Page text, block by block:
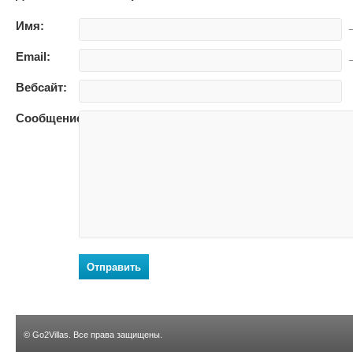
Имя:
Email:
Вебсайт:
Сообщение:
Отправить
© Go2Villas . Все права защищены.